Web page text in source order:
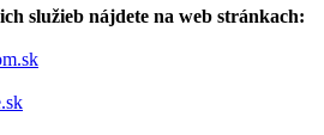
služieb nájdete na web stránkach: